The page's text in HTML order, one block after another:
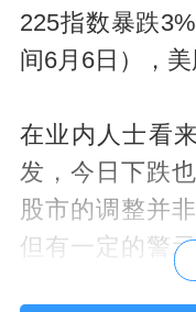
225指数暴跌
间6月6日），美
在业内人士看
发，今日下跌
股市的调整并
但有一定的警
创新板块依然值